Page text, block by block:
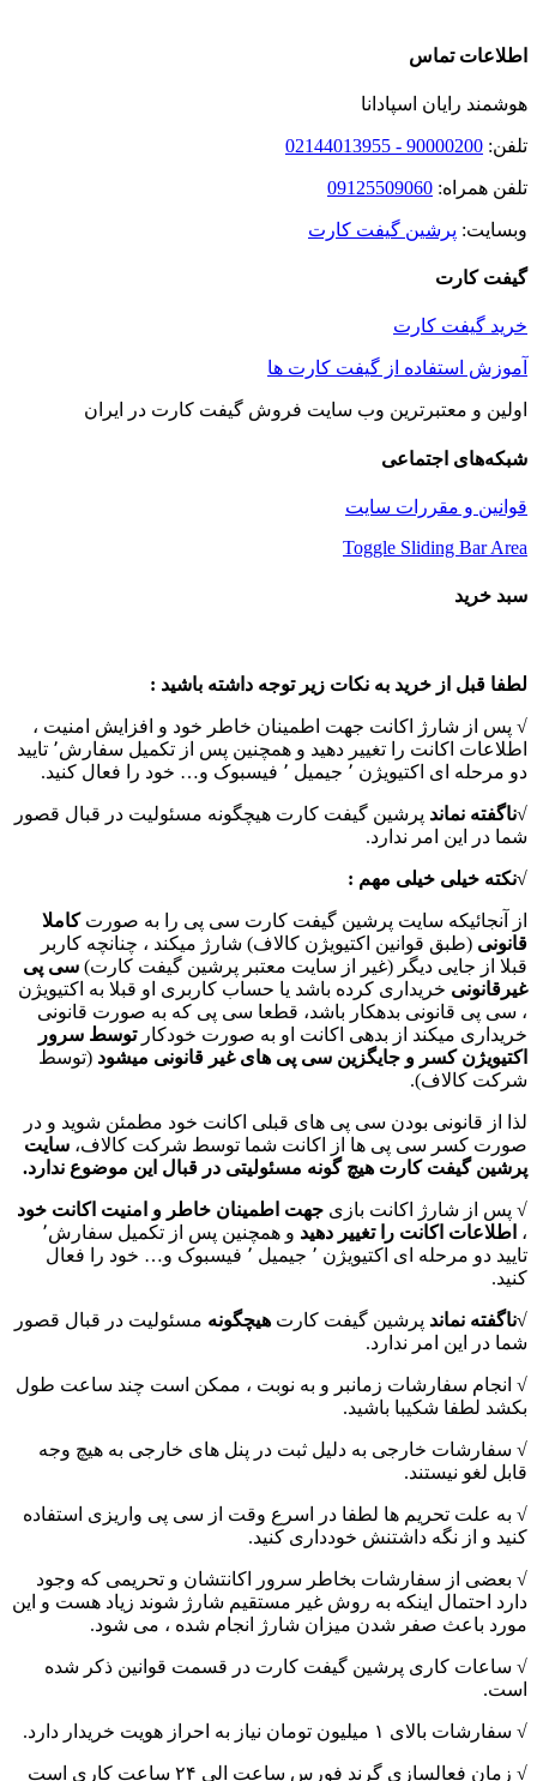
اطلاعات تماس
هوشمند رایان اسپادانا
تلفن: 90000200 - 02144013955
تلفن همراه: 09125509060
وبسایت: پرشین گیفت کارت
گیفت کارت
خرید گیفت کارت
آموزش استفاده از گیفت کارت ها
اولین و معتبرترین وب سایت فروش گیفت کارت در ایران
شبکه‌های اجتماعی
قوانین و مقررات سایت
Toggle Sliding Bar Area
سبد خرید
لطفا قبل از خرید به نکات زیر توجه داشته باشید :
√ پس از شارژ اکانت جهت اطمینان خاطر خود و افزایش امنیت ،
اطلاعات اکانت را تغییر دهید و همچنین پس از تکمیل سفارش٬ تایید
دو مرحله ای اکتیویژن ٬ جیمیل ٬ فیسبوک و… خود را فعال کنید.
√ناگفته نماند پرشین گیفت کارت هیچگونه مسئولیت در قبال قصور
شما در این امر ندارد.
√نکته خیلی خیلی مهم :
از آنجائیکه سایت پرشین گیفت کارت سی پی را به صورتکاملا
قانونی (طبق قوانین اکتیویژن کالاف) شارژ میکند ، چنانچه کاربر
قبلا از جایی دیگر (غیر از سایت معتبر پرشین گیفت کارت) سی پی
غیرقانونی خریداری کرده باشد یا حساب کاربری او قبلا به اکتیویژن
، سی پی قانونی بدهکار باشد، قطعا سی پی که به صورت قانونی
خریداری میکند از بدهی اکانت او به صورت خودکارتوسط سرور
اکتیویژن کسر و جایگزین سی پی های غیر قانونی میشود (توسط
شرکت کالاف).
لذا از قانونی بودن سی پی های قبلی اکانت خود مطمئن شوید و در
صورت کسر سی پی ها از اکانت شما توسط شرکت کالاف، سایت
پرشین گیفت کارت هیچ گونه مسئولیتی در قبال این موضوع ندارد.
√ پس از شارژ اکانت بازی جهت اطمینان خاطر و امنیت اکانت خود
، اطلاعات اکانت را تغییر دهید
و همچنین پس از تکمیل سفارش٬
تایید دو مرحله ای اکتیویژن ٬ جیمیل ٬ فیسبوک و… خود را فعال
کنید.
√ناگفته نماند پرشین گیفت کارت هیچگونه مسئولیت در قبال قصور
شما در این امر ندارد.
√ انجام سفارشات زمانبر و به نوبت ، ممکن است چند ساعت طول
بکشد لطفا شکیبا باشید.
√ سفارشات خارجی به دلیل ثبت در پنل های خارجی به هیچ وجه
قابل لغو نیستند.
√ به علت تحریم ها لطفا در اسرع وقت از سی پی واریزی استفاده
کنید و از نگه داشتنش خودداری کنید.
√ بعضی از سفارشات بخاطر سرور اکانتشان و تحریمی که وجود
دارد احتمال اینکه به روش غیر مستقیم شارژ شوند زیاد هست و این
مورد باعث صفر شدن میزان شارژ انجام شده ، می شود.
√ ساعات کاری پرشین گیفت کارت در قسمت قوانین ذکر شده
است.
√ سفارشات بالای ۱ میلیون تومان نیاز به احراز هویت خریدار دارد.
√ زمان فعالسازی گرند فورس ساعت الی ۲۴ ساعت کاری است